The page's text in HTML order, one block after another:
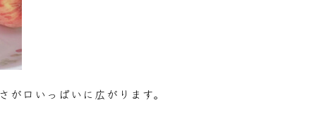
口いっぱいに広がります。